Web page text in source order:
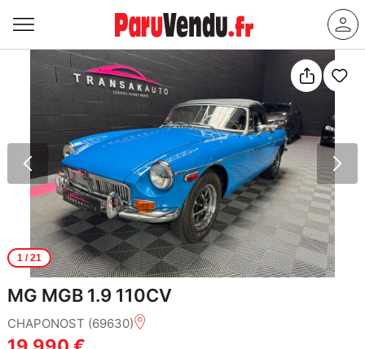
1/ 21
MG MGB 1.9 110CV
CHAPONOST (69630)